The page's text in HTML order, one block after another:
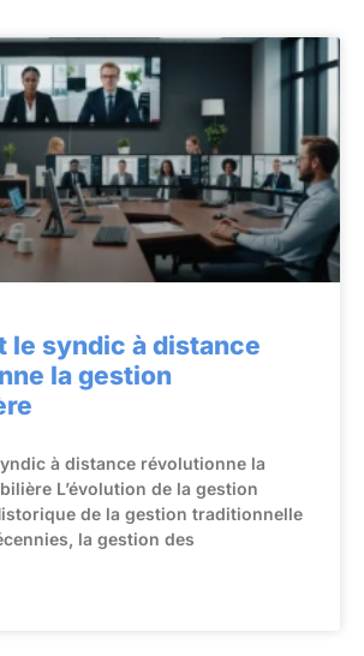
le syndic à distance
la gestion
à distance révolutionne la
L’évolution de la gestion
de la gestion traditionnelle
la gestion des